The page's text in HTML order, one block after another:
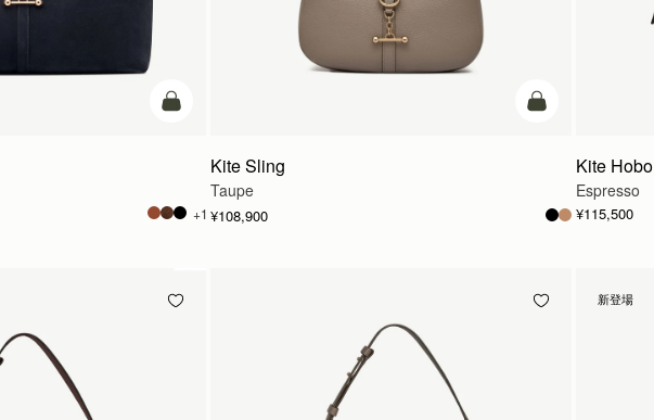
カートに追加
+1
カートに追加
Kite Sling
Taupe
¥108,900
Kite Hobo
Espresso
¥115,500
新登場